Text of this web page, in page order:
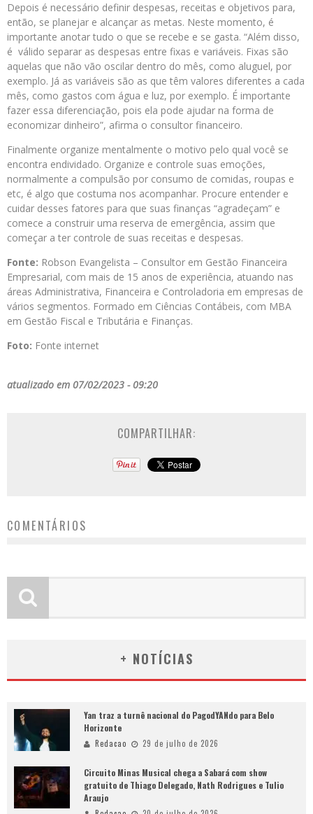
Depois é necessário definir despesas, receitas e objetivos para,
então, se planejar e alcançar as metas. Neste momento, é
importante anotar tudo o que se recebe e se gasta. “Além disso,
é válido separar as despesas entre fixas e variáveis. Fixas são
aquelas que não vão oscilar dentro do mês, como aluguel, por
exemplo. Já as variáveis são as que têm valores diferentes a cada
mês, como gastos com água e luz, por exemplo. É importante
fazer essa diferenciação, pois ela pode ajudar na forma de
economizar dinheiro”, afirma o consultor financeiro.
Finalmente organize mentalmente o motivo pelo qual você se
encontra endividado. Organize e controle suas emoções,
normalmente a compulsão por consumo de comidas, roupas e
etc, é algo que costuma nos acompanhar. Procure entender e
cuidar desses fatores para que suas finanças “agradeçam” e
comece a construir uma reserva de emergência, assim que
começar a ter controle de suas receitas e despesas.
Fonte: Robson Evangelista – Consultor em Gestão Financeira
Empresarial, com mais de 15 anos de experiência, atuando nas
áreas Administrativa, Financeira e Controladoria em empresas de
vários segmentos. Formado em Ciências Contábeis, com MBA
em Gestão Fiscal e Tributária e Finanças.
Foto: Fonte internet
atualizado em 07/02/2023 - 09:20
COMPARTILHAR:
COMENTÁRIOS
+ NOTÍCIAS
Yan traz a turnê nacional do PagodYANdo para Belo
Horizonte
Redacao 29 de julho de 2026
Circuito Minas Musical chega a Sabará com show
gratuito de Thiago Delegado, Nath Rodrigues e Tulio
Araujo